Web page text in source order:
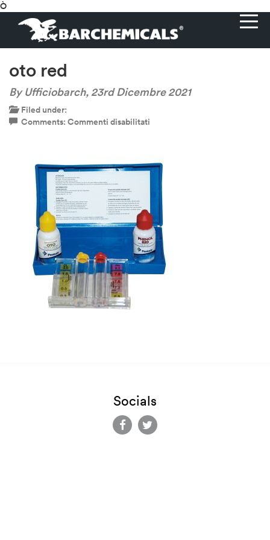
Ò
oto red
By Ufficiobarch,23rd Dicembre 2021
Filed under:
Comments: Commenti disabilitati
Socials